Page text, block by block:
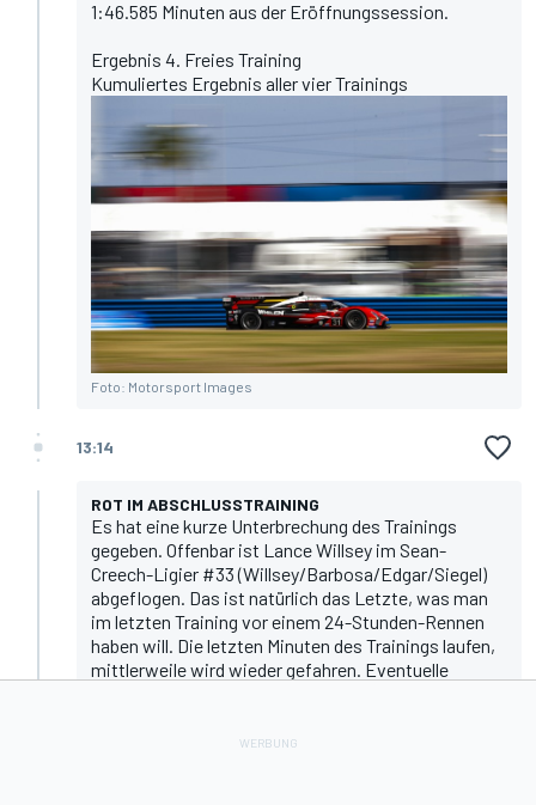
1:46.585 Minuten aus der Eröffnungssession.
Ergebnis 4. Freies Training
Kumuliertes Ergebnis aller vier Trainings
Foto: Motorsport Images
13:14
ROT IM ABSCHLUSSTRAINING
Es hat eine kurze Unterbrechung des Trainings
gegeben. Offenbar ist Lance Willsey im Sean-
Creech-Ligier #33 (Willsey/Barbosa/Edgar/Siegel)
abgeflogen. Das ist natürlich das Letzte, was man
im letzten Training vor einem 24-Stunden-Rennen
haben will. Die letzten Minuten des Trainings laufen,
mittlerweile wird wieder gefahren. Eventuelle